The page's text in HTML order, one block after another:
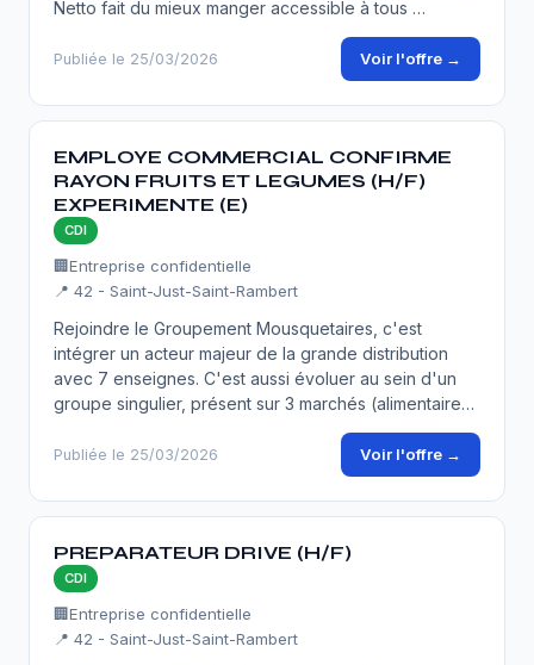
Netto fait du mieux manger accessible à tous …
Publiée le 25/03/2026 Voir l'offre →
EMPLOYE COMMERCIAL CONFIRME
RAYON FRUITS ET LEGUMES (H/F)
EXPERIMENTE (E)
CDI
🏢Entreprise confidentielle
📍 42 - Saint-Just-Saint-Rambert
Rejoindre le Groupement Mousquetaires, c'est
intégrer un acteur majeur de la grande distribution
avec 7 enseignes. C'est aussi évoluer au sein d'un
groupe singulier, présent sur 3 marchés (alimentaire…
Publiée le 25/03/2026 Voir l'offre →
PREPARATEUR DRIVE (H/F)
CDI
🏢Entreprise confidentielle
📍 42 - Saint-Just-Saint-Rambert